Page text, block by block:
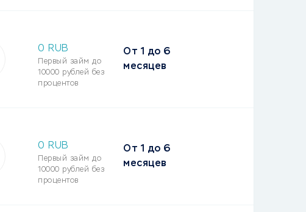
0 RUB
Первый займ до
10000 рублей без
процентов
От 1 до 6
месяцев
0 RUB
Первый займ до
10000 рублей без
процентов
От 1 до 6
месяцев